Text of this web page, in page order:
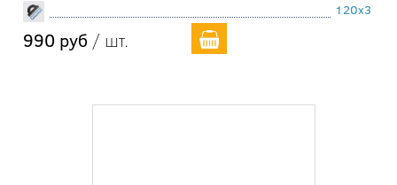
120x3
990 руб / шт.